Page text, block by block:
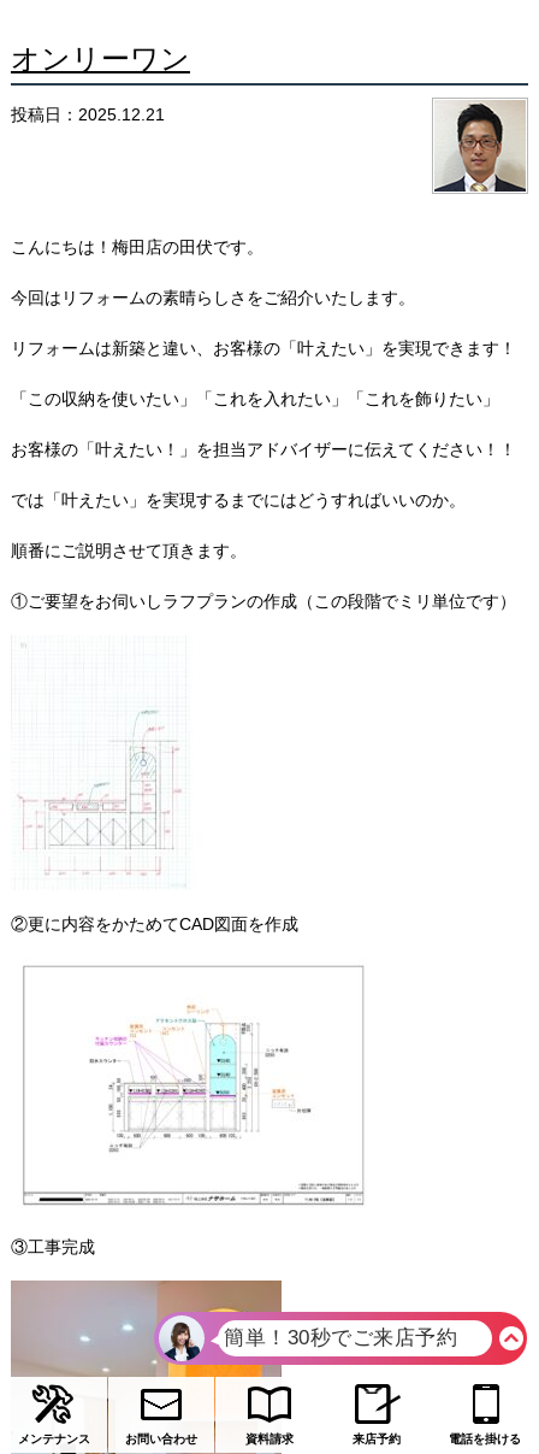
オンリーワン
投稿日：2025.12.21
こんにちは！梅田店の田伏です。
今回はリフォームの素晴らしさをご紹介いたします。
リフォームは新築と違い、お客様の「叶えたい」を実現できます！
「この収納を使いたい」「これを入れたい」「これを飾りたい」
お客様の「叶えたい！」を担当アドバイザーに伝えてください！！
では「叶えたい」を実現するまでにはどうすればいいのか。
順番にご説明させて頂きます。
①ご要望をお伺いしラフプランの作成（この段階でミリ単位です）
②更に内容をかためてCAD図面を作成
③工事完成
メンテナンス お問い合わせ 資料請求 来店予約 電話を掛ける